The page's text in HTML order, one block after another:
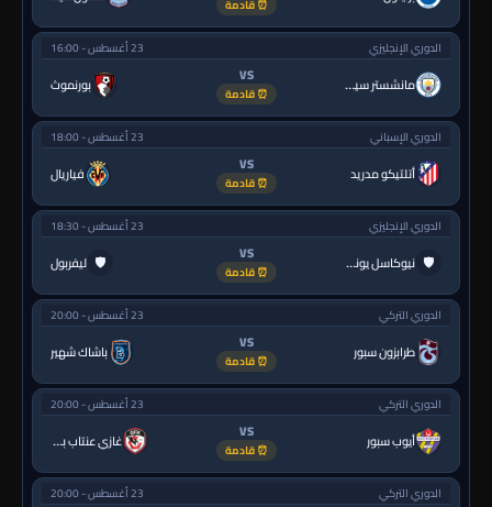
⏰ قادمة
الدوري الإنجليزي 23 أغسطس - 16:00
مانشستر سيتي VS
⏰ قادمة بورنموث
الدوري الإسباني 23 أغسطس - 18:00
أتلتيكو مدريد VS
⏰ قادمة فياريال
الدوري الإنجليزي 23 أغسطس - 18:30
🛡 نيوكاسل يونايتد VS
⏰ قادمة ليفربول 🛡
الدوري التركي 23 أغسطس - 20:00
طرابزون سبور VS
⏰ قادمة باشاك شهير
الدوري التركي 23 أغسطس - 20:00
أيوب سبور VS
⏰ قادمة غازي عنتاب بي.بي.كي.
الدوري التركي 23 أغسطس - 20:00